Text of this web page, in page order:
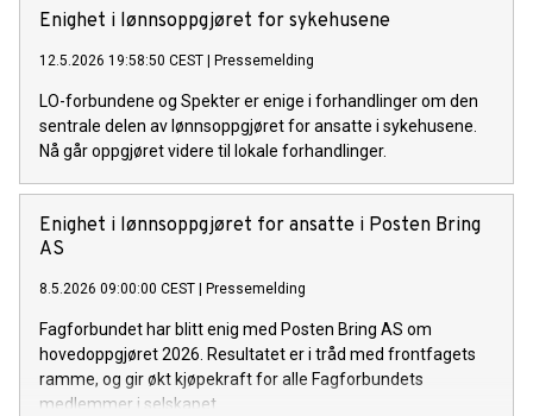
Enighet i lønnsoppgjøret for sykehusene
12.5.2026 19:58:50 CEST Pressemelding
LO-forbundene og Spekter er enige i forhandlinger om den
sentrale delen av lønnsoppgjøret for ansatte i sykehusene.
Nå går oppgjøret videre til lokale forhandlinger.
Enighet i lønnsoppgjøret for ansatte i Posten Bring
AS
8.5.2026 09:00:00 CEST Pressemelding
Fagforbundet har blitt enig med Posten Bring AS om
hovedoppgjøret 2026. Resultatet er i tråd med frontfagets
ramme, og gir økt kjøpekraft for alle Fagforbundets
medlemmer i selskapet.